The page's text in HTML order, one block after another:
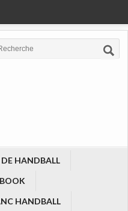
HANDBALL
HANDBALL